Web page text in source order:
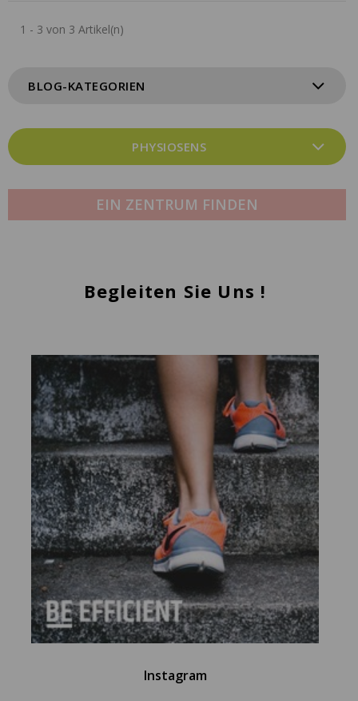
1 - 3 von 3 Artikel(n)
BLOG-KATEGORIEN
PHYSIOSENS
EIN ZENTRUM FINDEN
Begleiten Sie Uns !
Instagram